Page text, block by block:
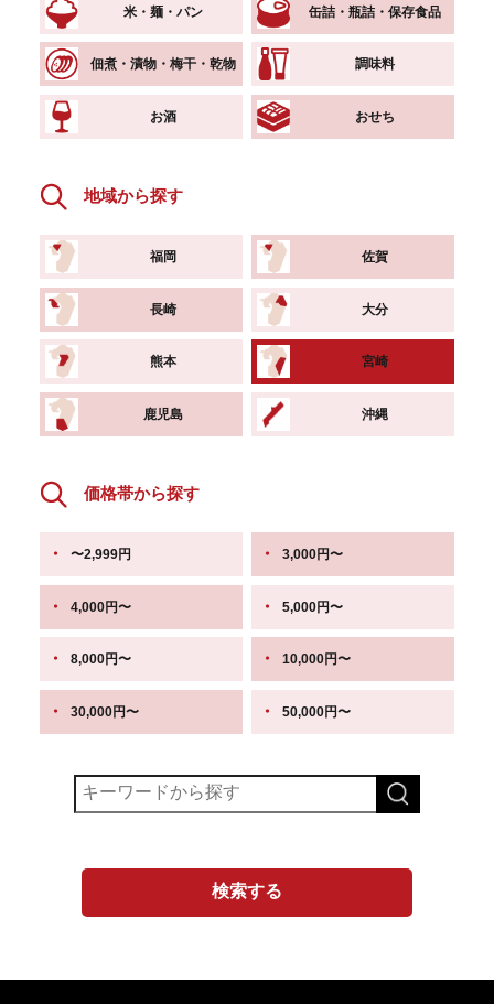
米・麺・パン 缶詰・瓶詰・保存食品
佃煮・漬物・梅干・乾物 調味料
お酒 おせち
地域から探す
福岡 佐賀
長崎 大分
熊本 宮崎
鹿児島 沖縄
価格帯から探す
〜2,999円 3,000円〜
4,000円〜 5,000円〜
8,000円〜 10,000円〜
30,000円〜 50,000円〜